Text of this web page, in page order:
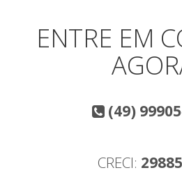
ENTRE EM
(49)
CRECI: